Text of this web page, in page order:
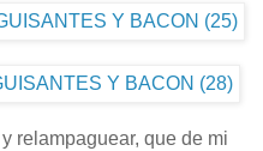
relampaguear, que de mi